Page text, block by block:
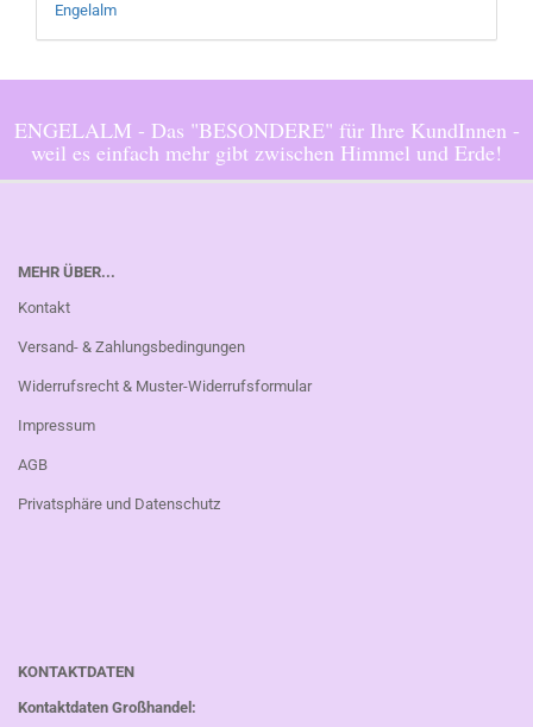
Engelalm
ENGELALM - Das "BESONDERE" für Ihre KundInnen -
weil es einfach mehr gibt zwischen Himmel und Erde!
MEHR ÜBER...
Kontakt
Versand- & Zahlungsbedingungen
Widerrufsrecht & Muster-Widerrufsformular
Impressum
AGB
Privatsphäre und Datenschutz
KONTAKTDATEN
Kontaktdaten Großhandel: